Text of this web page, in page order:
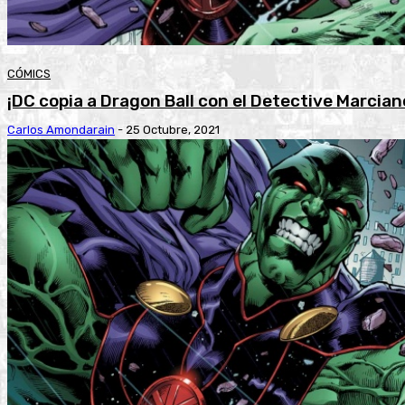
CÓMICS
¡DC copia a Dragon Ball con el Detective
Carlos Amondarain - 25 Octubre, 2021